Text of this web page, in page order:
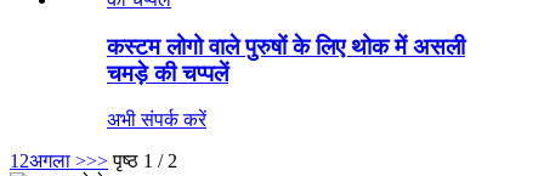
कस्टम लोगो वाले पुरुषों के लिए थोक में असली
चमड़े की चप्पलें
अभी संपर्क करें
1 2अगला >>> पृष्ठ 1 / 2